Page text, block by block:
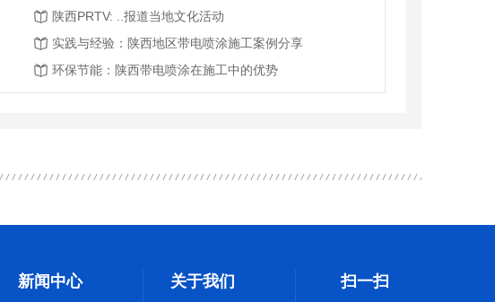
陕西PRTV: ..报道当地文化活动
实践与经验：陕西地区带电喷涂施工案例分享
环保节能：陕西带电喷涂在施工中的优势
新闻中心 关于我们 扫一扫